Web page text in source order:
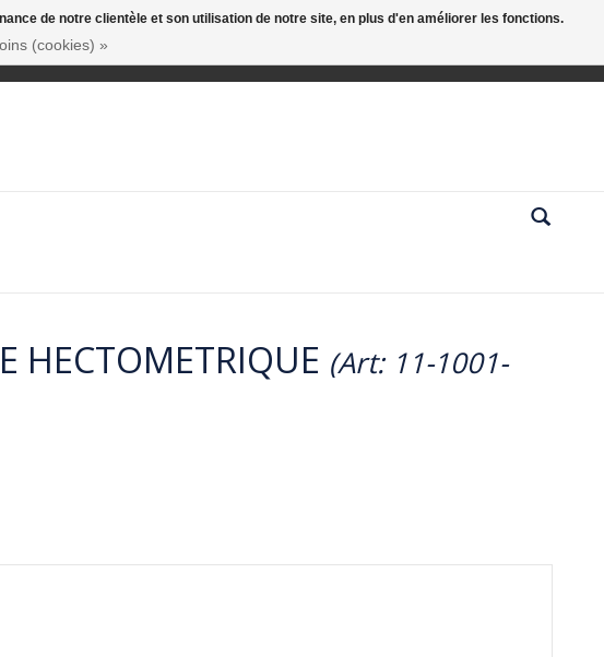
HECTOMETRIQUE (Art: 11-1001-
de notre clientèle et son utilisation de notre site, en plus d'en améliorer les fonctions.
(cookies) »